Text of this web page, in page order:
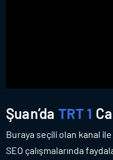
Şuan’da TRT 1
Buraya seçili olan kanal ile
SEO çalışmalarında